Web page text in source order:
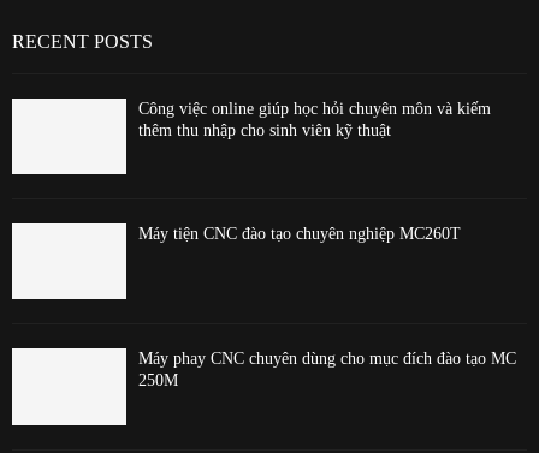
RECENT POSTS
Công việc online giúp học hỏi chuyên môn và kiếm
thêm thu nhập cho sinh viên kỹ thuật
Máy tiện CNC đào tạo chuyên nghiệp MC260T
Máy phay CNC chuyên dùng cho mục đích đào tạo MC
250M